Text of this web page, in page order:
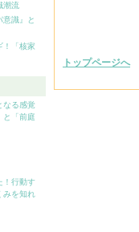
潮流
意識』と
！「核家
なる感覚
と「前庭
！行動す
みを知れ
トップページへ